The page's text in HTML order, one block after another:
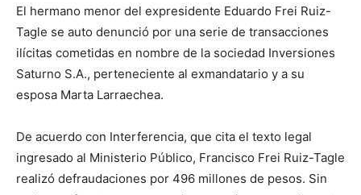
El hermano menor del expresidente Eduardo Frei Ruiz-
Tagle se auto denunció por una serie de transacciones
ilícitas cometidas en nombre de la sociedad Inversiones
Saturno S.A., perteneciente al exmandatario y a su
esposa Marta Larraechea.
De acuerdo con Interferencia, que cita el texto legal
ingresado al Ministerio Público, Francisco Frei Ruiz-Tagle
realizó defraudaciones por 496 millones de pesos. Sin